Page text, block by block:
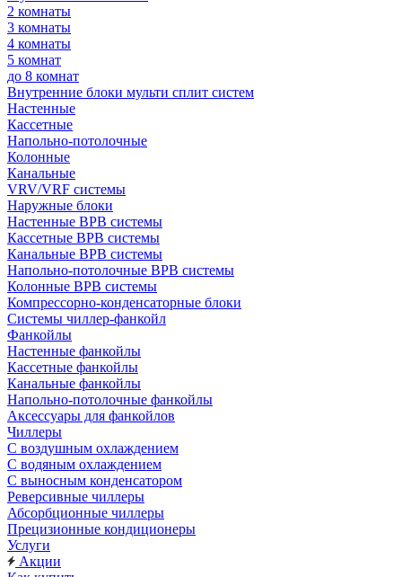
2 комнаты
3 комнаты
4 комнаты
5 комнат
до 8 комнат
Внутренние блоки мульти сплит систем
Настенные
Кассетные
Напольно-потолочные
Колонные
Канальные
VRV/VRF системы
Наружные блоки
Настенные ВРВ системы
Кассетные ВРВ системы
Канальные ВРВ системы
Напольно-потолочные ВРВ системы
Колонные ВРВ системы
Компрессорно-конденсаторные блоки
Системы чиллер-фанкойл
Фанкойлы
Настенные фанкойлы
Кассетные фанкойлы
Канальные фанкойлы
Напольно-потолочные фанкойлы
Аксессуары для фанкойлов
Чиллеры
С воздушным охлаждением
С водяным охлаждением
С выносным конденсатором
Реверсивные чиллеры
Абсорбционные чиллеры
Прецизионные кондиционеры
Услуги
Акции